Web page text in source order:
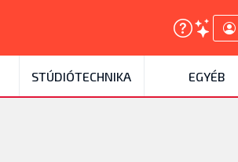
STÚDIÓTECHNIKA EGYÉB